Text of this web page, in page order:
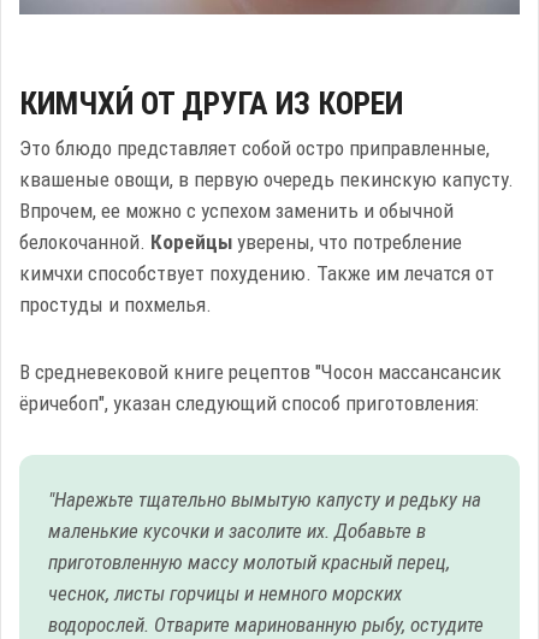
КИМЧХИ́ ОТ ДРУГА ИЗ КОРЕИ
Это блюдо представляет собой остро приправленные,
квашеные овощи, в первую очередь пекинскую капусту.
Впрочем, ее можно с успехом заменить и обычной
белокочанной. Корейцы уверены, что потребление
кимчхи способствует похудению. Также им лечатся от
простуды и похмелья.
В средневековой книге рецептов "Чосон массансансик
ёричебоп", указан следующий способ приготовления:
"Нарежьте тщательно вымытую капусту и редьку на
маленькие кусочки и засолите их. Добавьте в
приготовленную массу молотый красный перец,
чеснок, листы горчицы и немного морских
водорослей. Отварите маринованную рыбу, остудите